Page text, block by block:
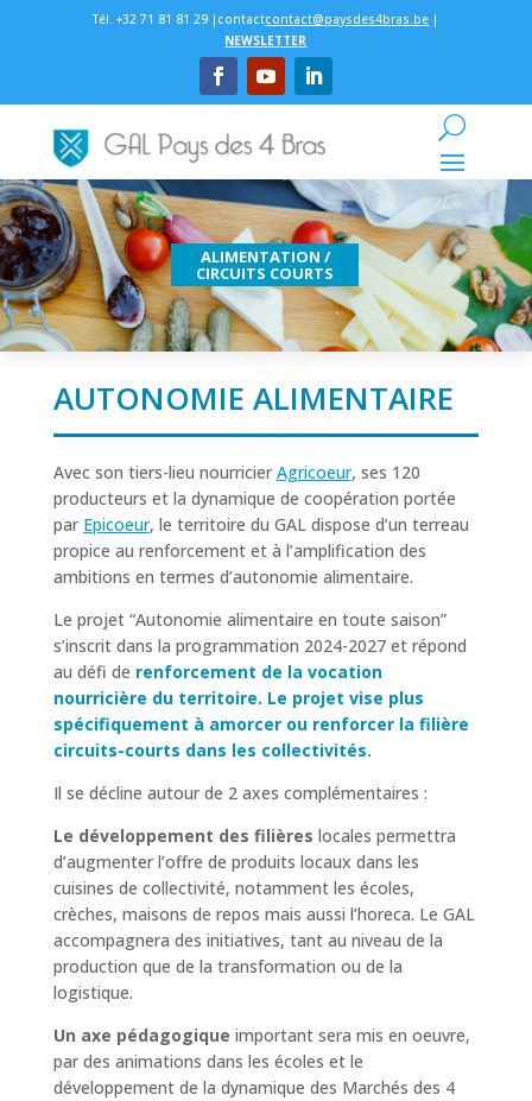
Tél. +32 71 81 81 29 |contactcontact@paysdes4bras.be |
NEWSLETTER
ALIMENTATION /
CIRCUITS COURTS
AUTONOMIE ALIMENTAIRE
Avec son tiers-lieu nourricier Agricoeur, ses 120
producteurs et la dynamique de coopération portée
par Epicoeur, le territoire du GAL dispose d’un terreau
propice au renforcement et à l’amplification des
ambitions en termes d’autonomie alimentaire.
Le projet “Autonomie alimentaire en toute saison”
s’inscrit dans la programmation 2024-2027 et répond
au défi de renforcement de la vocation
nourricière du territoire. Le projet vise plus
spécifiquement à amorcer ou renforcer la filière
circuits-courts dans les collectivités.
Il se décline autour de 2 axes complémentaires :
Le développement des filières locales permettra
d’augmenter l’offre de produits locaux dans les
cuisines de collectivité, notamment les écoles,
crèches, maisons de repos mais aussi l’horeca. Le GAL
accompagnera des initiatives, tant au niveau de la
production que de la transformation ou de la
logistique.
Un axe pédagogique important sera mis en oeuvre,
par des animations dans les écoles et le
développement de la dynamique des Marchés des 4